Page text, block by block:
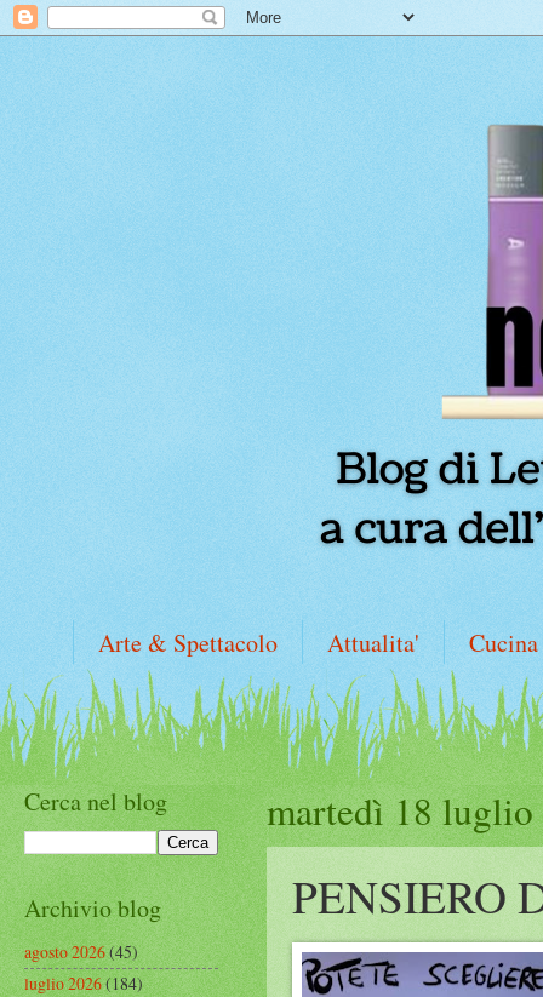
Arte & Spettacolo Attualita' Cucina
martedì 18 luglio
PENSIERO
Cerca nel blog
Archivio blog
agosto 2026(45)
luglio 2026(184)